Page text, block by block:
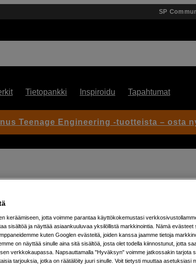
SP
Tietopankki Inspiroidu Tapahtumat
Adam Audio T10 S - 10" Active Subwoofer
10” subwoofer, optimoitu
Audio T-sarjalle
Teenage Engineering -tuotteista – osta
keräämiseen, jotta voimme parantaa käyttökokemustasi
sisältöä ja näyttää asiaankuuluvaa yksilöllistä markkinointia. Nämä evästeet
kuten Googlen evästeitä, joiden kanssa jaamme tietoja
on näyttää sinulle aina sitä sisältöä, josta olet todella kiinnostunut, jotta
verkkokaupassa. Napsauttamalla "Hyväksyn" voimme jatkossakin tarjota
tarjouksia, jotka on räätälöity juuri sinulle. Voit tietysti muuttaa asetuksiasi